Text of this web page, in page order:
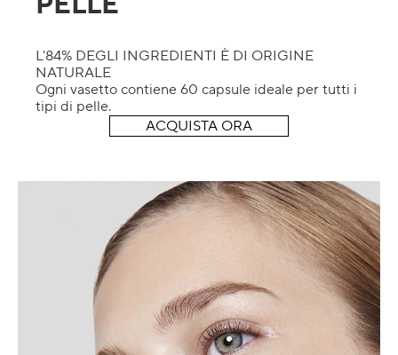
L'84% DEGLI INGREDIENTI È DI ORIGINE
NATURALE
Ogni vasetto contiene 60 capsule ideale per tutti i
tipi di pelle.
ACQUISTA ORA